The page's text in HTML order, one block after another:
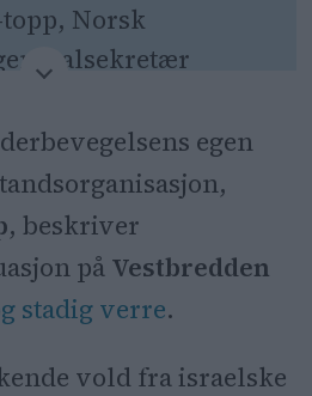
Norsk
fra FN-
byrådsleder
mener Oslo burde
leverandør av T-
egen
, beskriver
på Vestbredden
stadig verre.
vold fra israelske